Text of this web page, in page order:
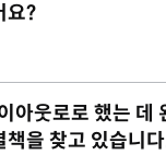
요?
웃로로 했는 데
을 찾고 있습니